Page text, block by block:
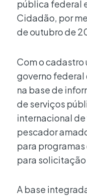
pública federal
Cidadão, por
de outubro de
Com o
governo federal
na base de
de serviços
internacional
pescador
para
para
A base